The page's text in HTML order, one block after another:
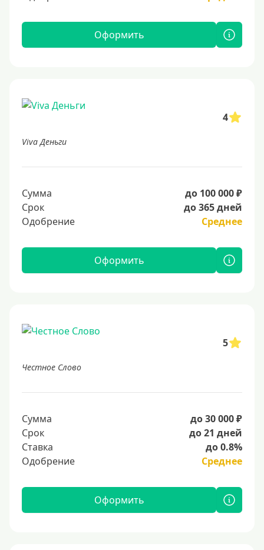
Оформить
4
Viva Деньги
Сумма
до 100 000 ₽
Срок
до 365 дней
Одобрение
Среднее
Оформить
5
Честное Слово
Сумма
до 30 000 ₽
Срок
до 21 дней
Ставка
до 0.8%
Одобрение
Среднее
Оформить